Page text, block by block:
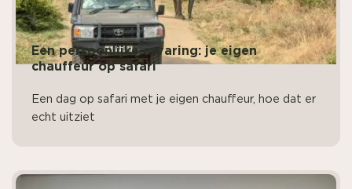
Een persoonlijke ervaring: je eigen
chauffeur op safari
Een dag op safari met je eigen chauffeur, hoe dat er
echt uitziet